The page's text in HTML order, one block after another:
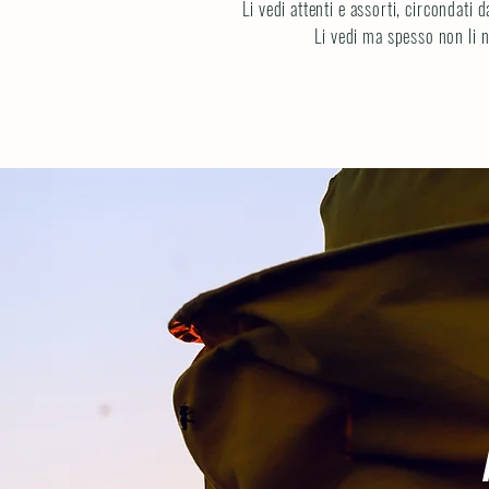
Li vedi attenti e assorti, circondati
Li vedi ma spesso non